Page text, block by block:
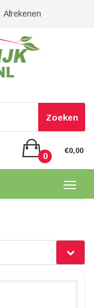
Afrekenen
Zoeken
0
€0,00